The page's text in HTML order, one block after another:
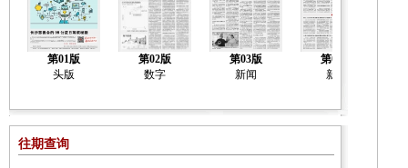
第01版
头版
第02版
数字
第03版
新闻
第04版
新闻
往期查询